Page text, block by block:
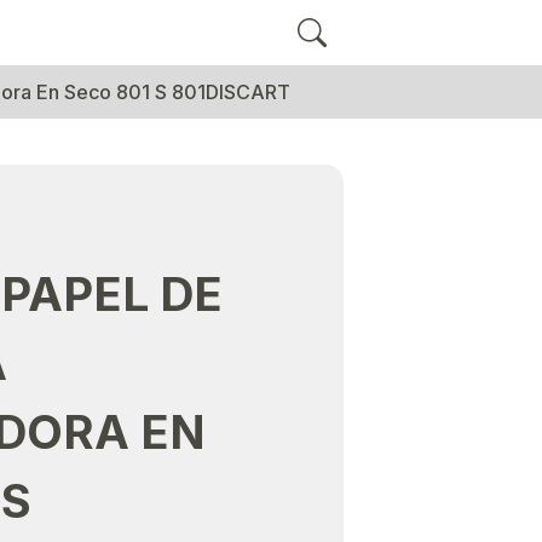
En Seco 801 S 801DISCART
DE
EN